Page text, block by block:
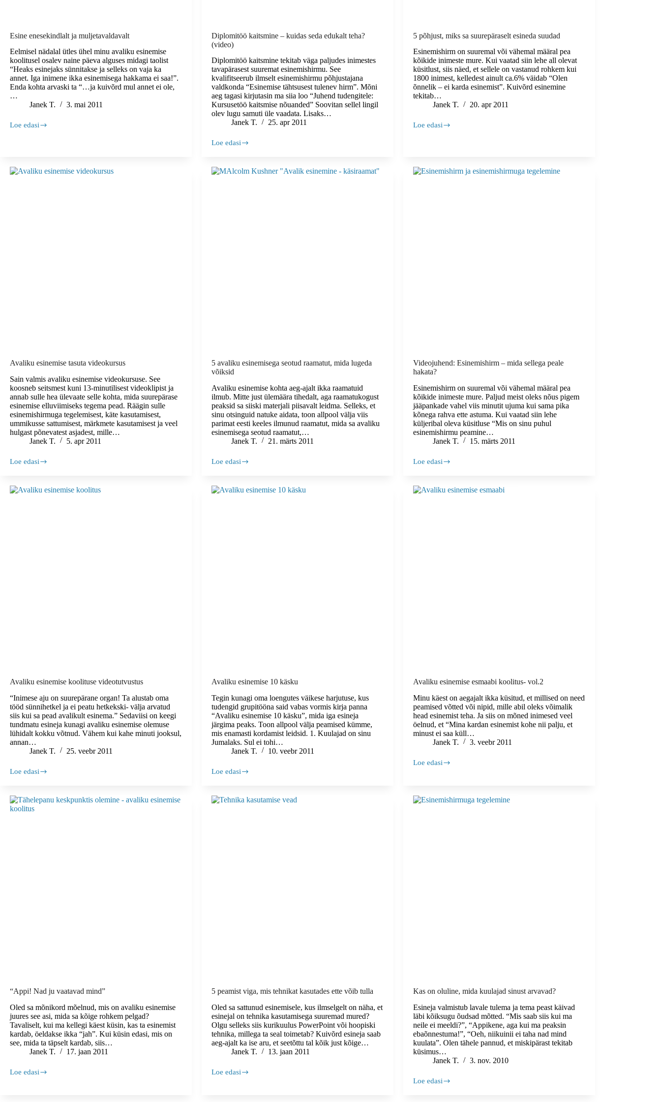
Esine enesekindlalt ja muljetavaldavalt
Eelmisel nädalal ütles ühel minu avaliku esinemise
koolitusel osalev naine päeva alguses midagi taolist
“Heaks esinejaks sünnitakse ja selleks on vaja ka
annet. Iga inimene ikka esinemisega hakkama ei saa!”.
Enda kohta arvaski ta “…ja kuivõrd mul annet ei ole,
…
Janek T.
3. mai 2011
Loe edasi
Esine
Diplomitöö kaitsmine – kuidas seda edukalt teha?
(video)
Diplomitöö kaitsmine tekitab väga paljudes inimestes
tavapärasest suuremat esinemishirmu. See
kvalifitseerub ilmselt esinemishirmu põhjustajana
valdkonda “Esinemise tähtsusest tulenev hirm”. Mõni
aeg tagasi kirjutasin ma siia loo “Juhend tudengitele:
Kursusetöö kaitsmise nõuanded” Soovitan sellel lingil
olev lugu samuti üle vaadata. Lisaks…
Janek T.
25. apr 2011
Loe edasi
Diplomitöö
kuidas
5 põhjust, miks sa suurepäraselt esineda suudad
Esinemishirm on suuremal või vähemal määral pea
kõikide inimeste mure. Kui vaatad siin lehe all olevat
küsitlust, siis näed, et sellele on vastanud rohkem kui
1800 inimest, kelledest ainult ca.6% väidab “Olen
õnnelik – ei karda esinemist”. Kuivõrd esinemine
tekitab…
Janek T.
20. apr 2011
Loe edasi
5
esineda
Avaliku esinemise tasuta videokursus
Sain valmis avaliku esinemise videokursuse. See
koosneb seitsmest kuni 13-minutilisest videoklipist ja
annab sulle hea ülevaate selle kohta, mida suurepärase
esinemise elluviimiseks tegema pead. Räägin sulle
esinemishirmuga tegelemisest, käte kasutamisest,
ummikusse sattumisest, märkmete kasutamisest ja veel
hulgast põnevatest asjadest, mille…
Janek T.
5. apr 2011
Loe edasi
Avaliku
videokursus
5 avaliku esinemisega seotud raamatut, mida lugeda
võiksid
Avaliku esinemise kohta aeg-ajalt ikka raamatuid
ilmub. Mitte just ülemäära tihedalt, aga raamatukogust
peaksid sa siiski materjali piisavalt leidma. Selleks, et
sinu otsinguid natuke aidata, toon allpool välja viis
parimat eesti keeles ilmunud raamatut, mida sa avaliku
esinemisega seotud raamatut,…
Janek T.
21. märts 2011
Loe edasi
5
seotud
Videojuhend: Esinemishirm – mida sellega peale
hakata?
Esinemishirm on suuremal või vähemal määral pea
kõikide inimeste mure. Paljud meist oleks nõus pigem
jääpankade vahel viis minutit ujuma kui sama pika
kõnega rahva ette astuma. Kui vaatad siin lehe
küljeribal oleva küsitluse “Mis on sinu puhul
esinemishirmu peamine…
Janek T.
15. märts 2011
Loe edasi
Videojuhend:
mida
Avaliku esinemise koolituse videotutvustus
“Inimese aju on suurepärane organ! Ta alustab oma
tööd sünnihetkel ja ei peatu hetkekski- välja arvatud
siis kui sa pead avalikult esinema.” Sedaviisi on keegi
tundmatu esineja kunagi avaliku esinemise olemuse
lühidalt kokku võtnud. Vähem kui kahe minuti jooksul,
annan…
Janek T.
25. veebr 2011
Loe edasi
Avaliku
videotutvustus
Avaliku esinemise 10 käsku
Tegin kunagi oma loengutes väikese harjutuse, kus
tudengid grupitööna said vabas vormis kirja panna
“Avaliku esinemise 10 käsku”, mida iga esineja
järgima peaks. Toon allpool välja peamised kümme,
mis enamasti kordamist leidsid. 1. Kuulajad on sinu
Jumalaks. Sul ei tohi…
Janek T.
10. veebr 2011
Loe edasi
Avaliku
käsku
Avaliku esinemise esmaabi koolitus- vol.2
Minu käest on aegajalt ikka küsitud, et millised on need
peamised võtted või nipid, mille abil oleks võimalik
head esinemist teha. Ja siis on mõned inimesed veel
öelnud, et “Mina kardan esinemist kohe nii palju, et
minust ei saa küll…
Janek T.
3. veebr 2011
Loe edasi
Avaliku
vol.2
“Appi! Nad ju vaatavad mind”
Oled sa mõnikord mõelnud, mis on avaliku esinemise
juures see asi, mida sa kõige rohkem pelgad?
Tavaliselt, kui ma kellegi käest küsin, kas ta esinemist
kardab, öeldakse ikka “jah”. Kui küsin edasi, mis on
see, mida ta täpselt kardab, siis…
Janek T.
17. jaan 2011
Loe edasi
“Appi!
5 peamist viga, mis tehnikat kasutades ette võib tulla
Oled sa sattunud esinemisele, kus ilmselgelt on näha, et
esinejal on tehnika kasutamisega suuremad mured?
Olgu selleks siis kurikuulus PowerPoint või hoopiski
tehnika, millega ta seal toimetab? Kuivõrd esineja saab
aeg-ajalt ka ise aru, et seetõttu tal kõik just kõige…
Janek T.
13. jaan 2011
Loe edasi
5
Kas on oluline, mida kuulajad sinust arvavad?
Esineja valmistub lavale tulema ja tema peast käivad
läbi kõiksugu õudsad mõtted. “Mis saab siis kui ma
neile ei meeldi?”, “Appikene, aga kui ma peaksin
ebaõnnestuma!”, “Oeh, niikuinii ei taha nad mind
kuulata”. Olen tähele pannud, et miskipärast tekitab
küsimus…
Janek T.
3. nov. 2010
Loe edasi
Kas